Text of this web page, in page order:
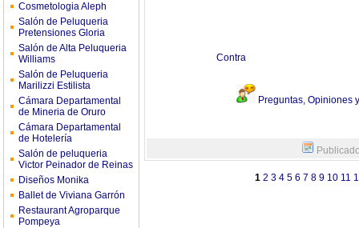
Cosmetologia Aleph
Salón de Peluqueria
Pretensiones Gloria
Salón de Alta Peluqueria
Williams
Salón de Peluqueria
Marilizzi Estilista
Cámara Departamental
de Mineria de Oruro
Cámara Departamental
de Hotelería
Salón de peluqueria
Victor Peinador de Reinas
Diseños Monika
Ballet de Viviana Garrón
Restaurant Agroparque
Pompeya
Contra
Preguntas, Opiniones
1 2 3 4 5 6 7 8 9 10 11